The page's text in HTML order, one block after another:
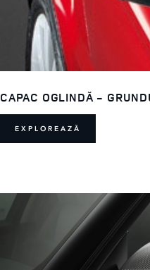
CAPAC OGLINDĂ -
EXPLOREAZĂ